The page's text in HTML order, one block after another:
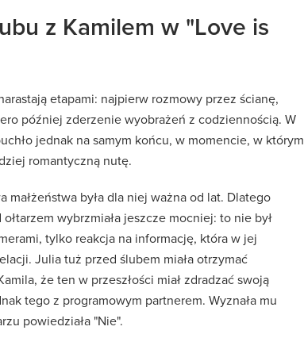
z Kamilem w "Love is
etapami: najpierw rozmowy przez ścianę,
później zderzenie wyobrażeń z codziennością. W
jednak na samym końcu, w momencie, w którym
romantyczną nutę.
małżeństwa była dla niej ważna od lat. Dlatego
wybrzmiała jeszcze mocniej: to nie był
tylko reakcja na informację, która w jej
Julia tuż przed ślubem miała otrzymać
że ten w przeszłości miał zdradzać swoją
tego z programowym partnerem. Wyznała mu
powiedziała "Nie".